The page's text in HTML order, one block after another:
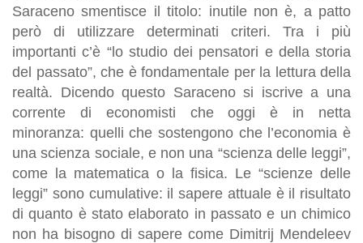
Saraceno smentisce il titolo: inutile non è, a patto
però di utilizzare determinati criteri. Tra i più
importanti c’è “lo studio dei pensatori e della storia
del passato”, che è fondamentale per la lettura della
realtà. Dicendo questo Saraceno si iscrive a una
corrente di economisti che oggi è in netta
minoranza: quelli che sostengono che l’economia è
una scienza sociale, e non una “scienza delle leggi”,
come la matematica o la fisica. Le “scienze delle
leggi” sono cumulative: il sapere attuale è il risultato
di quanto è stato elaborato in passato e un chimico
non ha bisogno di sapere come Dimitrij Mendeleev